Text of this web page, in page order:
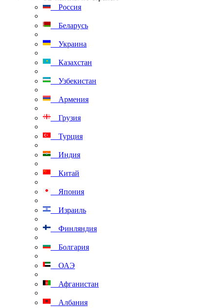
Россия
Беларусь
Украина
Казахстан
Узбекистан
Армения
Грузия
Турция
Индия
Китай
Япония
Израиль
Финляндия
Болгария
ОАЭ
Афганистан
Албания